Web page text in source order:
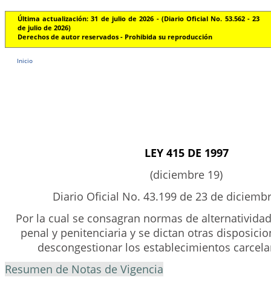
Última actualización: 31 de julio de 2026 - (Diario Oficial No. 53.562 - 23
de julio de 2026)
Derechos de autor reservados - Prohibida su reproducción
Inicio
LEY 415 DE 1997
(diciembre 19)
Diario Oficial No. 43.199 de 23 de
Por la cual se consagran normas de
penal y penitenciaria y se dictan otras
descongestionar los establecimientos
Resumen de Notas de Vigencia